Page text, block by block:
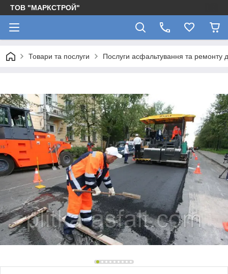
ТОВ "МАРКСТРОЙ"
Товари та послуги Послуги асфальтування та ремонту